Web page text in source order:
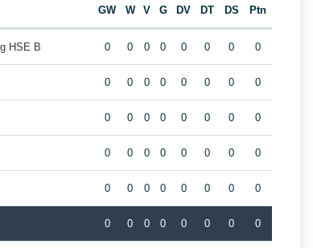
GW W V G DV DT DS Ptn
HSE B 0 0 0 0 0 0 0 0
0 0 0 0 0 0 0 0
0 0 0 0 0 0 0 0
0 0 0 0 0 0 0 0
0 0 0 0 0 0 0 0
0 0 0 0 0 0 0 0